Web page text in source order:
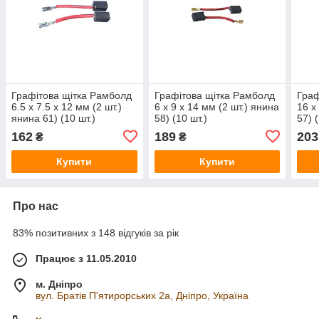
Графітова щітка Рамболд
6.5 x 7.5 x 12 мм (2 шт.)
янина 61) (10 шт.)
162 ₴
Купити
Графітова щітка Рамболд
6 x 9 x 14 мм (2 шт.) янина
58) (10 шт.)
189₴
Купити
16
57)
203
Про нас
83% позитивних з 148 відгуків за рік
Працює з 11.05.2010
м. Дніпро
вул. Братів П'ятирорських 2а, Дніпро, Україна